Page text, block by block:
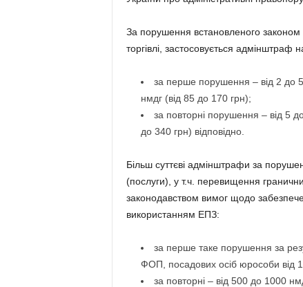
За порушення встановленого
торгівлі, застосовується адмінштраф
за перше порушення – від 2 до 5
нмдг (від 85 до 170 грн);
за повторні порушення – від 5
до 340 грн) відповідно.
Більш суттєві адмінштрафи за
(послуги), у т.ч. перевищення
законодавством вимог щодо
використанням ЕПЗ:
за перше таке порушення за
ФОП, посадових осіб юрособи від
за повторні – від 500 до 1000